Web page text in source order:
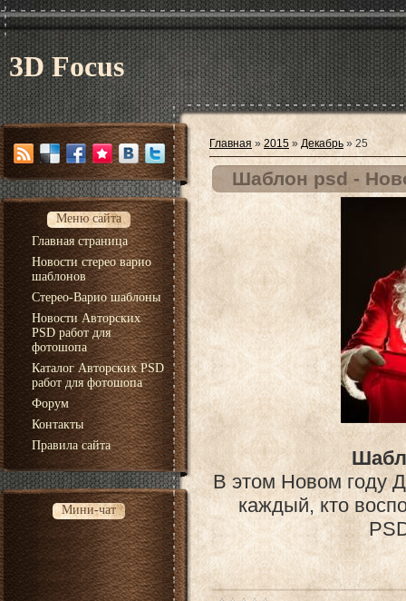
3D Focus
Меню сайта
Главная страница
Новости стерео варио
шаблонов
Стерео-Варио шаблоны
Новости Авторских
PSD работ для
фотошопа
Каталог Авторских PSD
работ для фотошопа
Форум
Контакты
Правила сайта
Мини-чат
Главная » 2015 » Декабрь » 25
Шаблон psd -
В этом Новом году
каждый, кто